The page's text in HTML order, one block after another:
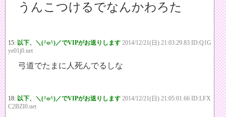
うんこつけるでなんかわろた
15: 以下、＼(^o^)／でVIPがお送りします 2014/12/21(日) 21:03:29.83 ID:Q1G
ye01j0.net
弓道でたまに人死んでるしな
18: 以下、＼(^o^)／でVIPがお送りします 2014/12/21(日) 21:05:01.66 ID:LFX
C2BZI0.net